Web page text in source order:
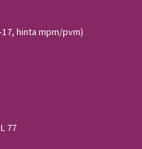
hinta mpm/pvm)
77